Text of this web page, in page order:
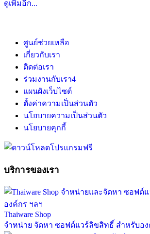
ดูเพิ่มอีก...
ศูนย์ช่วยเหลือ
เกี่ยวกับเรา
ติดต่อเรา
ร่วมงานกับเรา4
แผนผังเว็บไซต์
ตั้งค่าความเป็นส่วนตัว
นโยบายความเป็นส่วนตัว
นโยบายคุกกี้
บริการของเรา
Thaiware Shop
จำหน่าย จัดหา ซอฟต์แวร์ลิขสิทธิ์ สำหรับอง